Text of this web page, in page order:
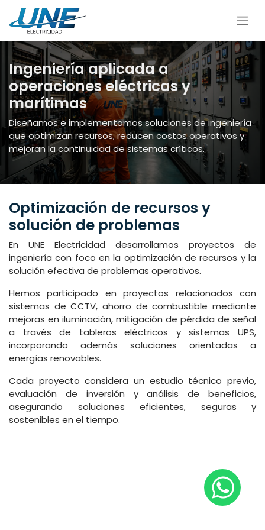
Ingeniería aplicada a
operaciones eléctricas y
marítimas
Diseñamos e implementamos soluciones de ingeniería
que optimizan recursos, reducen costos operativos y
mejoran la continuidad de sistemas críticos.
Optimización de recursos y
solución de problemas
En UNE Electricidad desarrollamos proyectos de
ingeniería con foco en la optimización de recursos y la
solución efectiva de problemas operativos.
Hemos participado en proyectos relacionados con
sistemas de CCTV, ahorro de combustible mediante
mejoras en iluminación, mitigación de pérdida de señal
a través de tableros eléctricos y sistemas UPS,
incorporando además soluciones orientadas a
energías renovables.
Cada proyecto considera un estudio técnico previo,
evaluación de inversión y análisis de beneficios,
asegurando soluciones eficientes, seguras y
sostenibles en el tiempo.